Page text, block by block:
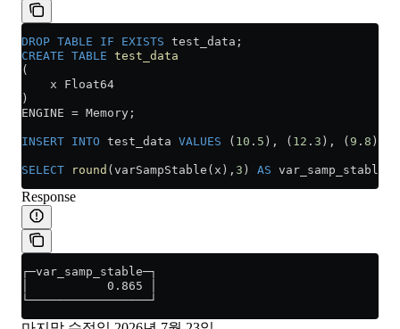
DROP TABLE IF EXISTS test_data;
CREATE TABLE test_data
(
    x Float64
)
ENGINE = Memory;
INSERT INTO test_data VALUES ( 10 . 5 ), ( 12 . 3 ), ( 9 . 8 ), (
SELECT round (varSampStable(x), 3 ) AS var_samp_stable
Response
┌─var_samp_stable─┐
│           0.865 │
└─────────────────┘